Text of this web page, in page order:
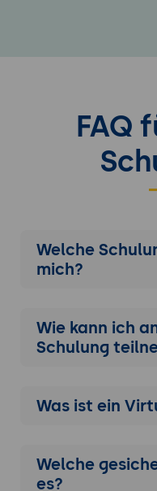
FAQ
Welche
mich?
Wie kann ich
Schulung
Was ist ein
Welche
es?